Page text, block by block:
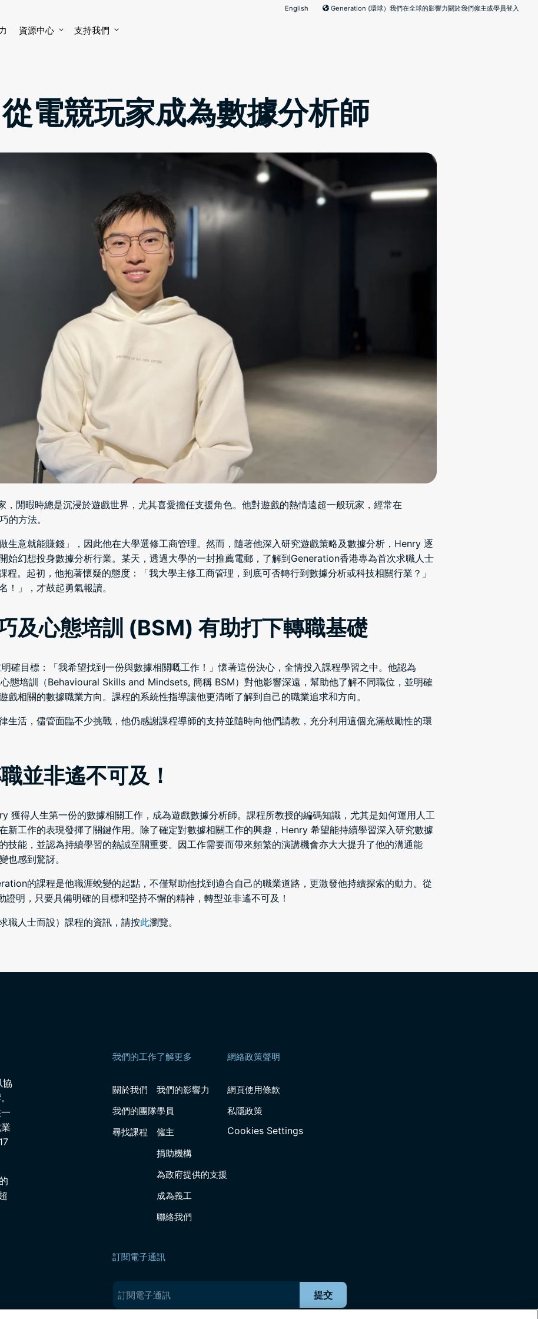
English Generation (環球） 我們在全球的影響力關於我們僱主或學員登入
資源中心 支持我們
電競玩家成為數據分析師
，閒暇時總是沉浸於遊戲世界，尤其喜愛擔任支援角色。他對遊戲的熱情遠超一般玩家，經常在
的方法。
生意就能賺錢」，因此他在大學選修工商管理。然而，隨著他深入研究遊戲策略及數據分析，Henry 逐
始幻想投身數據分析行業。某天，透過大學的一封推薦電郵，了解到Generation香港專為首次求職人士
。起初，他抱著懷疑的態度：「我大學主修工商管理，到底可否轉行到數據分析或科技相關行業？」
！」，才鼓起勇氣報讀。
及心態培訓 (BSM) 有助打下轉職基礎
確目標：「我希望找到一份與數據相關嘅工作！」懷著這份決心，全情投入課程學習之中。他認為
態培訓（Behavioural Skills and Mindsets, 簡稱 BSM）對他影響深遠，幫助他了解不同職位，並明確
戲相關的數據職業方向。課程的系統性指導讓他更清晰了解到自己的職業追求和方向。
生活，儘管面臨不少挑戰，他仍感謝課程導師的支持並隨時向他們請教，充分利用這個充滿鼓勵性的環
並非遙不可及！
獲得人生第一份的數據相關工作，成為遊戲數據分析師。課程所教授的編碼知識，尤其是如何運用人工
新工作的表現發揮了關鍵作用。除了確定對數據相關工作的興趣，Henry 希望能持續學習深入研究數據
技能，並認為持續學習的熱誠至關重要。因工作需要而帶來頻繁的演講機會亦大大提升了他的溝通能
也感到驚訝。
的課程是他職涯蛻變的起點，不僅幫助他找到適合自己的職業道路，更激發他持續探索的動力。從
明，只要具備明確的目標和堅持不懈的精神，轉型並非遙不可及！
職人士而設）課程的資訊，請按此瀏覽。
協
我們的工作
關於我們
我們的團隊
尋找課程
了解更多
我們的影響力
學員
僱主
捐助機構
為政府提供的支援
成為義工
聯絡我們
網絡政策聲明
網頁使用條款
私隱政策
Cookies Settings
訂閱電子通訊
Email
（必